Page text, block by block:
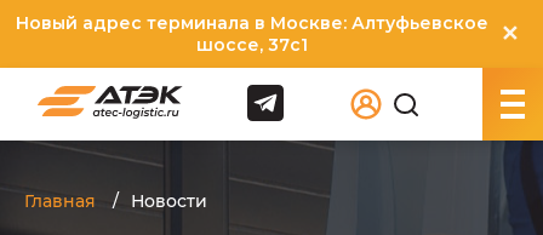
Новый адрес терминала в Москве: Алтуфьевское
шоссе, 37с1
✕
Главная Новости